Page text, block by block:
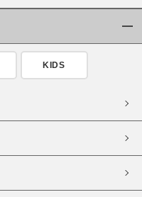
KIDS